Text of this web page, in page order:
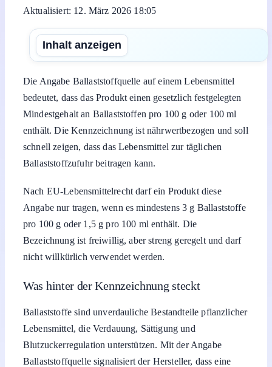
Aktualisiert: 12. März 2026 18:05
Inhalt anzeigen
Die Angabe Ballaststoffquelle auf einem Lebensmittel
bedeutet, dass das Produkt einen gesetzlich festgelegten
Mindestgehalt an Ballaststoffen pro 100 g oder 100 ml
enthält. Die Kennzeichnung ist nährwertbezogen und soll
schnell zeigen, dass das Lebensmittel zur täglichen
Ballaststoffzufuhr beitragen kann.
Nach EU-Lebensmittelrecht darf ein Produkt diese
Angabe nur tragen, wenn es mindestens 3 g Ballaststoffe
pro 100 g oder 1,5 g pro 100 ml enthält. Die
Bezeichnung ist freiwillig, aber streng geregelt und darf
nicht willkürlich verwendet werden.
Was hinter der Kennzeichnung steckt
Ballaststoffe sind unverdauliche Bestandteile pflanzlicher
Lebensmittel, die Verdauung, Sättigung und
Blutzuckerregulation unterstützen. Mit der Angabe
Ballaststoffquelle signalisiert der Hersteller, dass eine